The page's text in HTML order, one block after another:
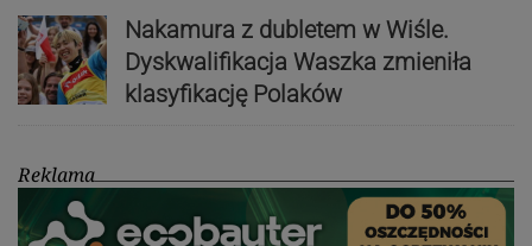
Nakamura z dubletem w Wiśle.
Dyskwalifikacja Waszka zmieniła
klasyfikację Polaków
Reklama